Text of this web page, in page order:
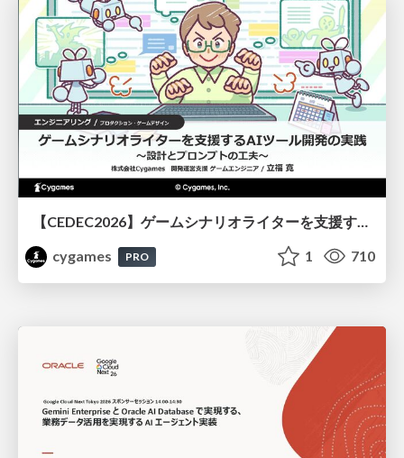
【CEDEC2026】ゲームシナリオライターを支援するAIツール開発の実践 ― 設計とプロンプトの工夫 ―
cygames
PRO 1 710